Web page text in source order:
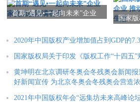
并受邀参加园区软件联盟活
动中心揭牌启用仪式
首期“遇见•一起向未来”企业
国家
权良好
2020年中国版权产业增加值占到GDP的
国家版权局关于印发《版权工作“十四五”
黄坤明在北京调研冬奥会冬残奥会新闻
好新闻宣传 为北京冬奥会冬残奥会营造
2021年中国版权年会“远集坊未来高峰论